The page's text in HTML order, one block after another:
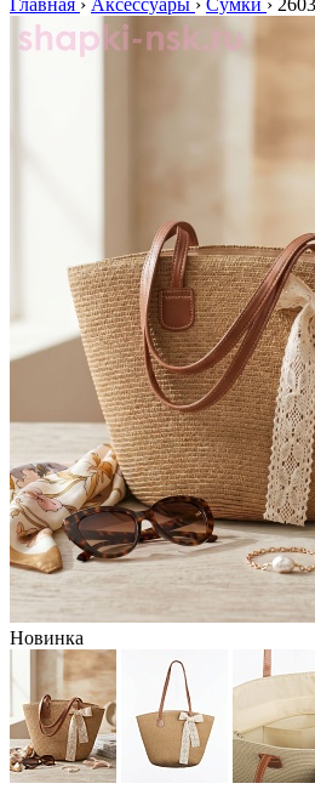
Главная › Аксессуары › Сумки ›
Новинка